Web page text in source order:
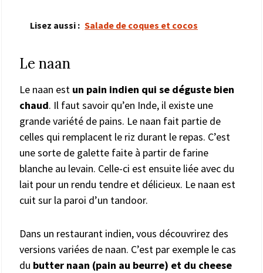
Lisez aussi : Salade de coques et cocos
Le naan
Le naan est un pain indien qui se déguste bien
chaud. Il faut savoir qu’en Inde, il existe une
grande variété de pains. Le naan fait partie de
celles qui remplacent le riz durant le repas. C’est
une sorte de galette faite à partir de farine
blanche au levain. Celle-ci est ensuite liée avec du
lait pour un rendu tendre et délicieux. Le naan est
cuit sur la paroi d’un tandoor.
Dans un restaurant indien, vous découvrirez des
versions variées de naan. C’est par exemple le cas
du butter naan (pain au beurre) et du cheese